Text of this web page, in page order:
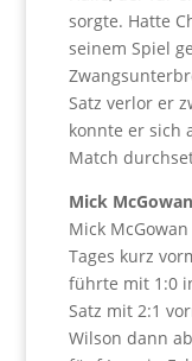
sorgte. Hatte
seinem Spiel
Satz verlor er
konnte er sich
Match
Mick
Mick
Tages kurz
führte mit 1:0
Satz mit 2:1
Wilson dann